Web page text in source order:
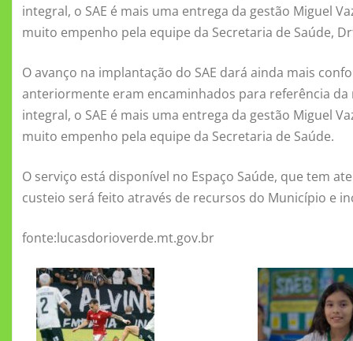
integral, o SAE é mais uma entrega da gestão Miguel
muito empenho pela equipe da Secretaria de Saúde,
O avanço na implantação do SAE dará ainda mais
anteriormente eram encaminhados para referência
integral, o SAE é mais uma entrega da gestão Miguel
muito empenho pela equipe da Secretaria de Saúde.
O serviço está disponível no Espaço Saúde, que tem
custeio será feito através de recursos do Município e
fonte:lucasdorioverde.mt.gov.br